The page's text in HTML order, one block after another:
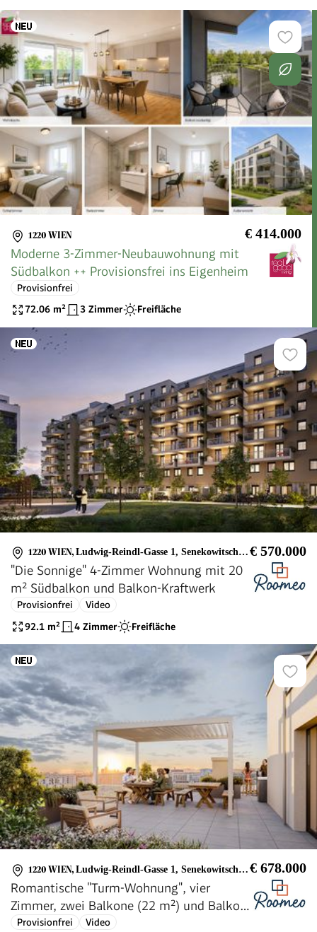
1220 WIEN € 414.000
Moderne 3-Zimmer-Neubauwohnung mit
Südbalkon ++ Provisionsfrei ins Eigenheim
Provisionfrei
72.06 m² 3 Zimmer Freifläche
1220 WIEN, Ludwig-Reindl-Gasse 1, Senekowitschgasse 2 € 570.000
"Die Sonnige" 4-Zimmer Wohnung mit 20
m² Südbalkon und Balkon-Kraftwerk
Provisionfrei
Video
92.1 m² 4 Zimmer Freifläche
1220 WIEN, Ludwig-Reindl-Gasse 1, Senekowitschgasse 2 € 678.000
Romantische "Turm-Wohnung", vier
Zimmer, zwei Balkone (22 m²) und Balkon-
Kraftwerk
Provisionfrei
Video